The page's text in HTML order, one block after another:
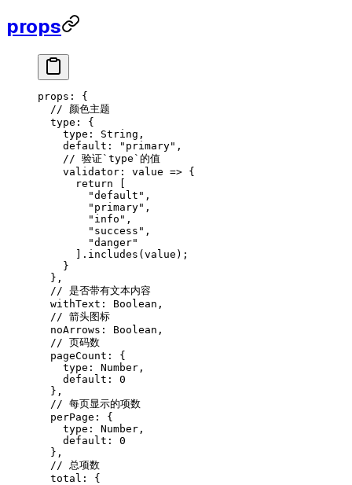
props
props :
{
  // 颜色主题
  type
:
{
    type
: String ,
    default
: "primary" ,
    // 验证`type`的值
    validator
: value => {
      return
        "default"
,
        "primary"
,
        "info"
,
        "success"
,
        "danger"
.includes (value);
    }
  }
,
  // 是否带有文本内容
  withText
: Boolean ,
  // 箭头图标
  noArrows
: Boolean ,
  // 页码数
  pageCount
:
{
    type
: Number ,
    default
: 0
  }
,
  // 每页显示的项数
  perPage
:
{
    type
: Number ,
    default
: 0
  }
,
  // 总项数
  total
:
{